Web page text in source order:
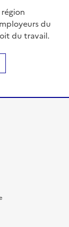
du
du travail.